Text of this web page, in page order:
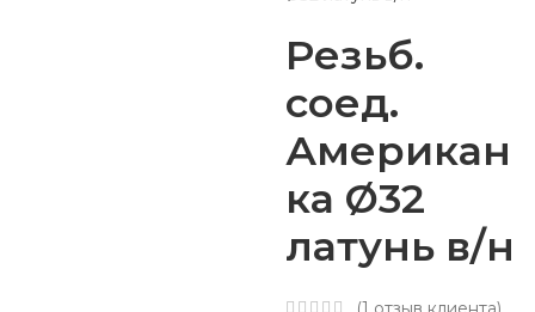
Резьб.
соед.
Американ
ка Ø32
латунь в/н